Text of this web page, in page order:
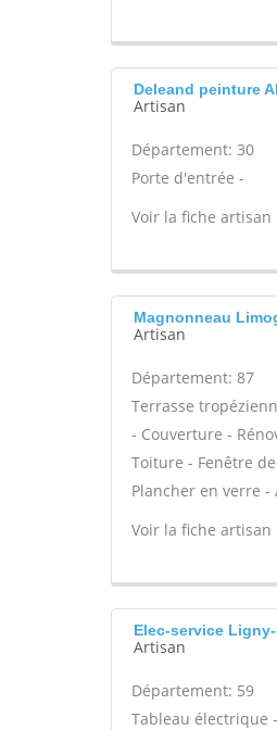
Deleand peinture
Artisan
Département: 30
Porte d'entrée -
Voir la fiche artisan
Magnonneau
Artisan
Département: 87
Terrasse
- Couverture -
Toiture - Fenêtre
Plancher en verre
Voir la fiche artisan
Elec-service
Artisan
Département: 59
Tableau électrique